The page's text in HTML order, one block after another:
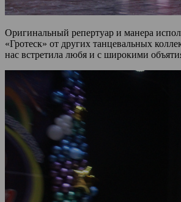
Оригинальный репертуар и манера
«Гротеск» от других танцевальных
нас встретила любя и с широкими